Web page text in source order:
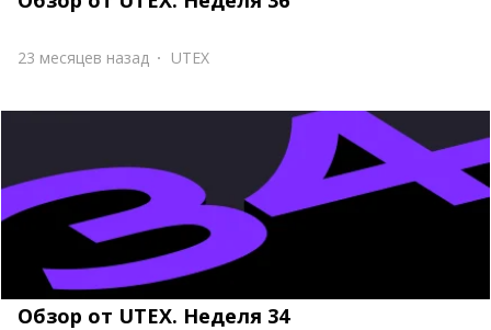
23 месяцев назад UTEX
Обзор от UTEX. Неделя 34